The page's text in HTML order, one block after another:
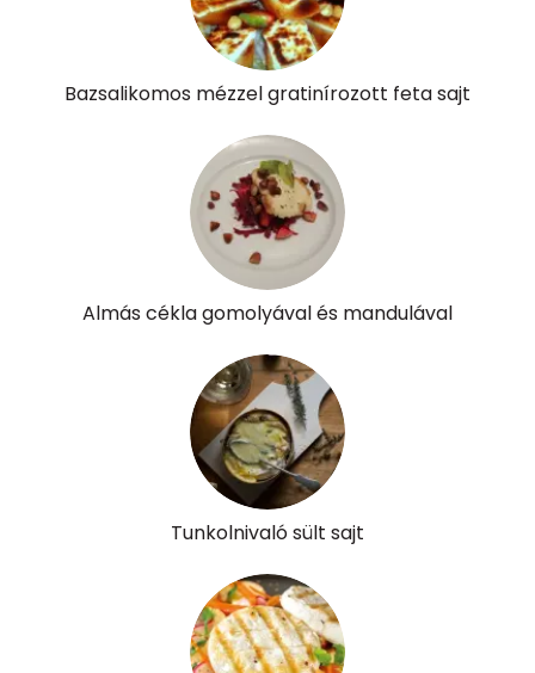
Bazsalikomos mézzel gratinírozott feta sajt
Almás cékla gomolyával és mandulával
Tunkolnivaló sült sajt